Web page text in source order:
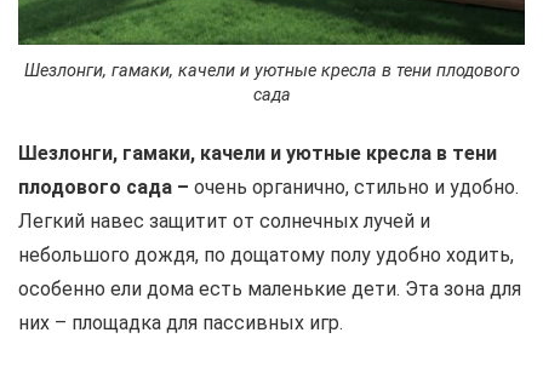
Шезлонги, гамаки, качели и уютные кресла в тени плодового
сада
Шезлонги, гамаки, качели и уютные кресла в тени
плодового сада – очень органично, стильно и удобно.
Легкий навес защитит от солнечных лучей и
небольшого дождя, по дощатому полу удобно ходить,
особенно ели дома есть маленькие дети. Эта зона для
них – площадка для пассивных игр.